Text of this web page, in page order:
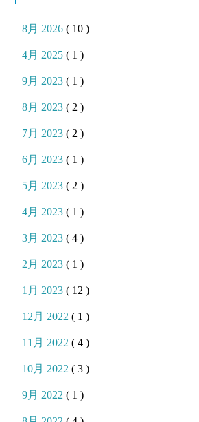
8月 2026( 10 )
4月 2025( 1 )
9月 2023( 1 )
8月 2023( 2 )
7月 2023( 2 )
6月 2023( 1 )
5月 2023( 2 )
4月 2023( 1 )
3月 2023( 4 )
2月 2023( 1 )
1月 2023( 12 )
12月 2022( 1 )
11月 2022( 4 )
10月 2022( 3 )
9月 2022( 1 )